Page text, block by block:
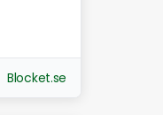
Blocket.se